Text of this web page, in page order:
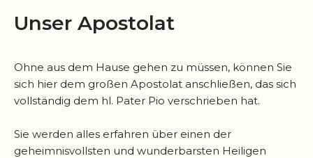
Unser Apostolat
Ohne aus dem Hause gehen zu müssen, können Sie
sich hier dem großen Apostolat anschließen, das sich
vollständig dem hl. Pater Pio verschrieben hat.
Sie werden alles erfahren über einen der
geheimnisvollsten und wunderbarsten Heiligen